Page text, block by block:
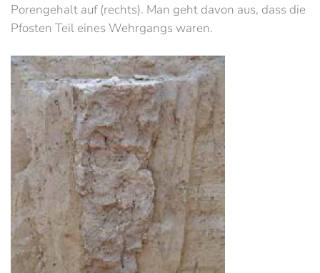
Porengehalt auf (rechts). Man geht davon aus, dass die
Pfosten Teil eines Wehrgangs waren.